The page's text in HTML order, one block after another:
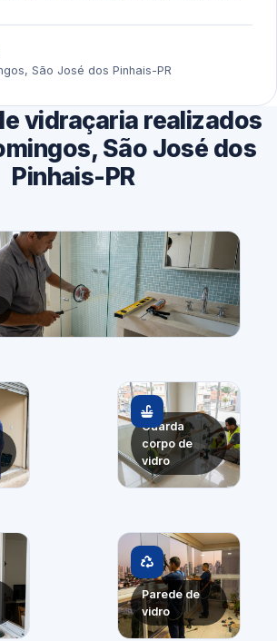
São José dos Pinhais-PR
vidraçaria realizados
São José dos
Pinhais-PR
Guarda
corpo de
vidro
Parede de
vidro